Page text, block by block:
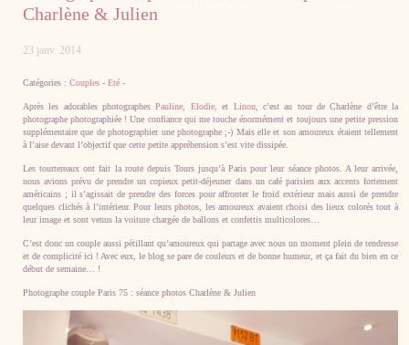
Charlène & Julien
23 janv. 2014
Catégories : Couples - Eté -
Après les adorables photographesPauline, Elodie, et Linou, c’est au tour de Charlène d’être la
photographe photographiée ! Une confiance qui me touche énormément et toujours une petite pression
supplémentaire que de photographier une photographe ;-) Mais elle et son amoureux étaient tellement
à l’aise devant l’objectif que cette petite appréhension s’est vite dissipée.
Les tourtereaux ont fait la route depuis Tours jusqu’à Paris pour leur séance photos. A leur arrivée,
nous avions prévu de prendre un copieux petit-déjeuner dans un café parisien aux accents fortement
américains ; il s’agissait de prendre des forces pour affronter le froid extérieur mais aussi de prendre
quelques clichés à l’intérieur. Pour leurs photos, les amoureux avaient choisi des lieux colorés tout à
leur image et sont venus la voiture chargée de ballons et confettis multicolores…
C’est donc un couple aussi pétillant qu’amoureux qui partage avec nous un moment plein de tendresse
et de complicité ici ! Avec eux, le blog se pare de couleurs et de bonne humeur, et ça fait du bien en ce
début de semaine… !
Photographe couple Paris 75 : séance photos Charlène & Julien